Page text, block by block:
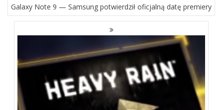
Galaxy Note 9 — Samsung potwierdził oficjalną datę premiery